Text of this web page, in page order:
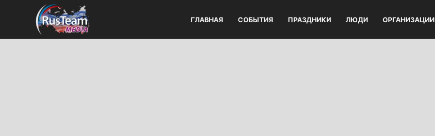
ГЛАВНАЯ СОБЫТИЯ ПРАЗДНИКИ ЛЮДИ ОРГАНИЗАЦИИ